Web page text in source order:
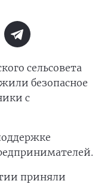
сельсовета
безопасное
с
приняли